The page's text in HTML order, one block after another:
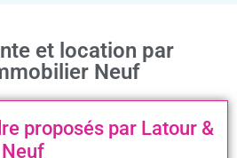
et location par
Neuf
proposés par Latour &